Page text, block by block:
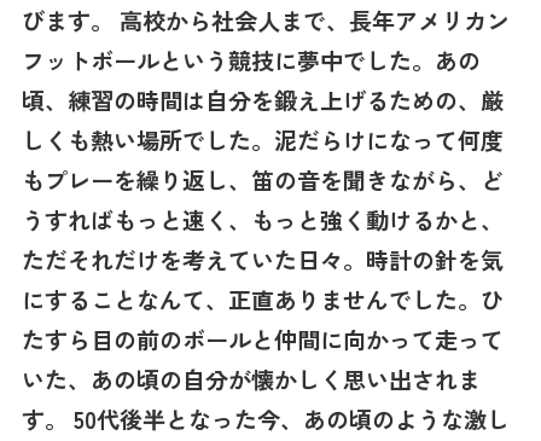
びます。 高校から社会人まで、長年アメリカン
フットボールという競技に夢中でした。あの
頃、練習の時間は自分を鍛え上げるための、厳
しくも熱い場所でした。泥だらけになって何度
もプレーを繰り返し、笛の音を聞きながら、ど
うすればもっと速く、もっと強く動けるかと、
ただそれだけを考えていた日々。時計の針を気
にすることなんて、正直ありませんでした。ひ
たすら目の前のボールと仲間に向かって走って
いた、あの頃の自分が懐かしく思い出されま
す。 50代後半となった今、あの頃のような激し